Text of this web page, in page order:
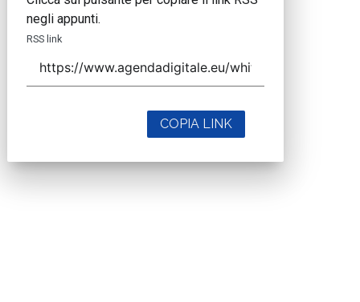
negli appunti.
RSS link
COPIA LINK